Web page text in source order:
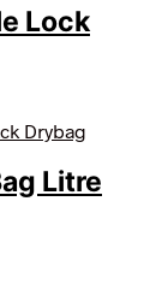
Lock
Litre